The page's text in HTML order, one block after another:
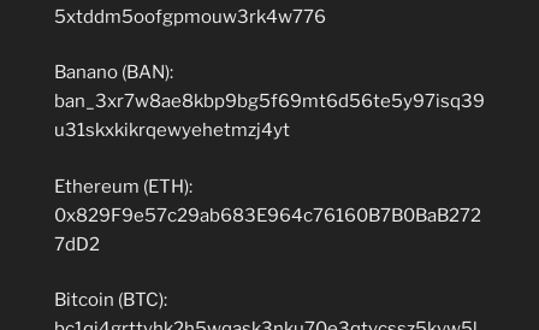
5xtddm5oofgpmouw3rk4w776
Banano (BAN):
ban_3xr7w8ae8kbp9bg5f69mt6d56te5y97isq39
u31skxkikrqewyehetmzj4yt
Ethereum (ETH):
0x829F9e57c29ab683E964c76160B7B0BaB272
7dD2
Bitcoin (BTC):